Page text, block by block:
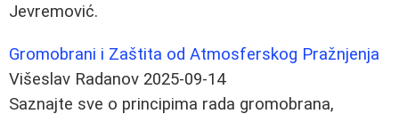
Jevremović.
Gromobrani i Zaštita od Atmosferskog Pražnjenja
Višeslav Radanov 2025-09-14
Saznajte sve o principima rada gromobrana,